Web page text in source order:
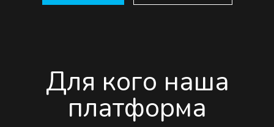
Для кого наша
платформа